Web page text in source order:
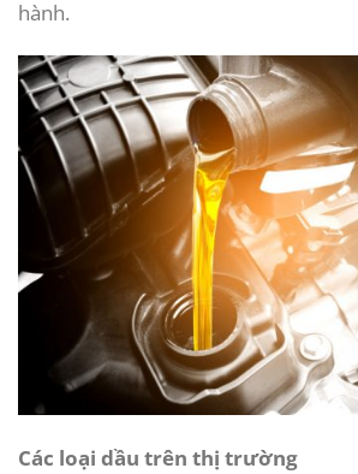
hành.
Các loại dầu trên thị trường